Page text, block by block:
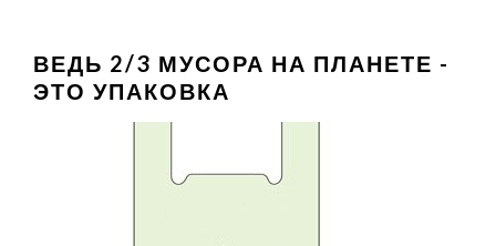
ВЕДЬ 2/3 МУСОРА НА ПЛАНЕТЕ -
ЭТО УПАКОВКА